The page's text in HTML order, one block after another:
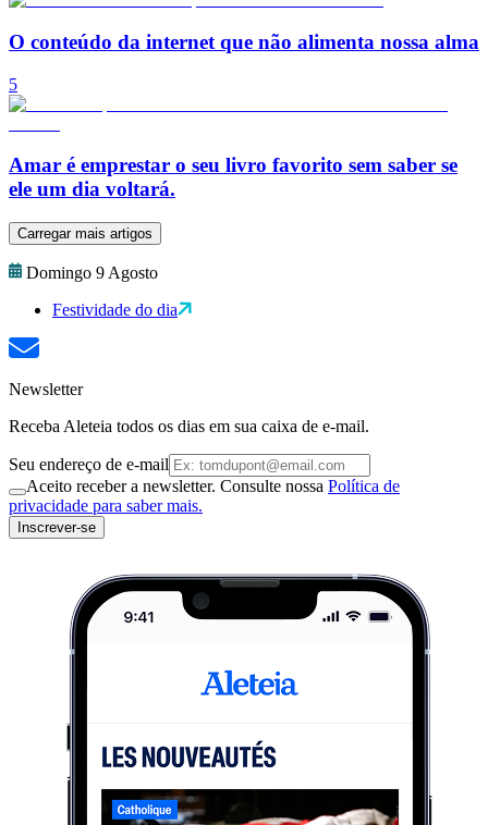
O conteúdo da internet que não alimenta nossa alma
5
Amar é emprestar o seu livro favorito sem saber se
ele um dia voltará.
Carregar mais artigos
Domingo 9 Agosto
Festividade do dia
Newsletter
Receba Aleteia todos os dias em sua caixa de e-mail.
Seu endereço de e-mail
Aceito receber a newsletter. Consulte nossa Política de
privacidade para saber mais.
Inscrever-se